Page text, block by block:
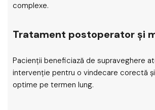
complexe.
Tratament postoperator și
Pacienții beneficiază de supraveghere
intervenție pentru o vindecare corectă
optime pe termen lung.